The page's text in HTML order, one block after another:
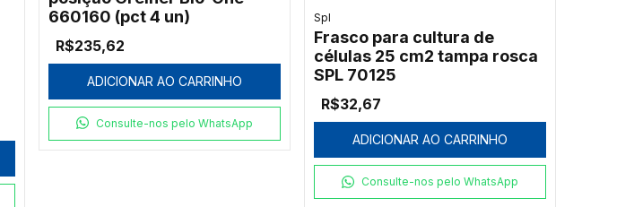
660160 (pct 4 un)
R$235,62
ADICIONAR AO CARRINHO
Consulte-nos pelo WhatsApp
Spl
Frasco para cultura de
células 25 cm2 tampa rosca
SPL 70125
R$32,67
ADICIONAR AO CARRINHO
Consulte-nos pelo WhatsApp